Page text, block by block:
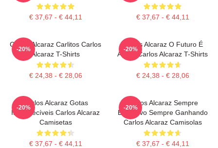
€ 37,67 - € 44,11 € 37,67 - € 44,11
Carlos Alcaraz Carlitos Carlos
Alcaraz T-Shirts
€ 24,38 - € 28,06
-20%
Carlos Alcaraz O Futuro É
Agora Carlos Alcaraz T-Shirts
€ 24,38 - € 28,06
-20%
Carlos Alcaraz Gotas
Inesquecíveis Carlos Alcaraz
Camisetas
€ 37,67 - € 44,11
-20%
Carlos Alcaraz Sempre
Explosivo Sempre Ganhando
Carlos Alcaraz Camisolas
€ 37,67 - € 44,11
-20%